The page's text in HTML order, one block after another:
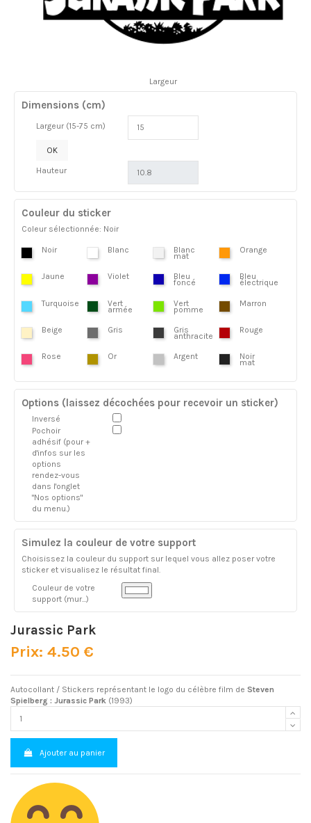
Largeur
Dimensions (cm)
Largeur (15-75 cm)
OK
Hauteur
Couleur du sticker
Coleur sélectionnée: Noir
Noir Blanc Blanc
mat
Orange
Jaune Violet Bleu
foncé
Bleu
électrique
Turquoise Vert
armée
Vert
pomme
Marron
Beige Gris Gris
anthracite
Rouge
Rose Or Argent Noir
mat
Options (laissez décochées pour recevoir un sticker)
Inversé
Pochoir
adhésif (pour +
d'infos sur les
options
rendez-vous
dans l'onglet
"Nos options"
du menu.)
Simulez la couleur de votre support
Choisissez la couleur du support sur lequel vous allez poser votre
sticker et visualisez le résultat final.
Couleur de votre
support (mur...)
Jurassic Park
Prix: 4.50 €
Autocollant / Stickers représentant le logo du célèbre film de Steven
Spielberg : Jurassic Park (1993)
Ajouter au panier